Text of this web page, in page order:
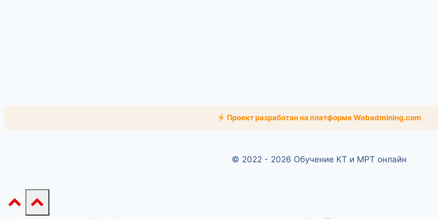
Проект разработан на платформе Webadmining.com
© 2022 - 2026 Обучение КТ и МРТ онлайн